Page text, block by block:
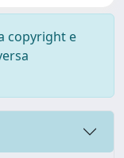
copyright e